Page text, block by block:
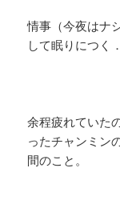
情事（今夜はナ
して眠りにつく
余程疲れていた
ったチャンミン
間のこと。